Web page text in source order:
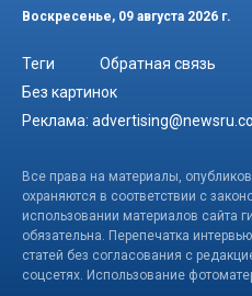
Воскресенье, 09 августа 2026 г.
Теги Обратная связь
Без картинок
Реклама:
Все права на материалы,
охраняются в соответствии с
использовании материалов сайта
обязательна. Перепечатка
статей без согласования с
соцсетях. Использование